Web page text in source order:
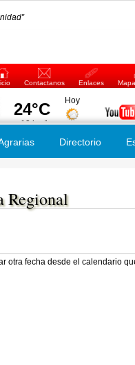
Contactanos Enlaces
Directorio
Regional
otra fecha desde el calendario